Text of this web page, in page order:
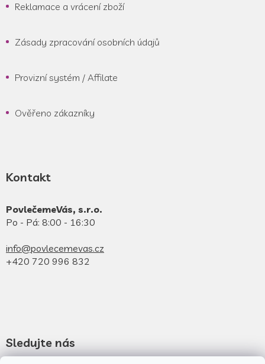
Reklamace a vrácení zboží
Zásady zpracování osobních údajů
Provizní systém / Affilate
Ověřeno zákazníky
Kontakt
PovlečemeVás, s.r.o.
Po - Pá: 8:00 - 16:30
info@povlecemevas.cz
+420 720 996 832
Sledujte nás